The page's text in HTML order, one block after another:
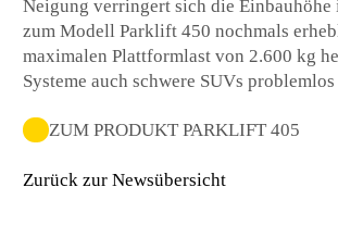
Neigung verringert sich die Einbauhöhe
zum Modell Parklift 450 nochmals
maximalen Plattformlast von 2.600 kg
Systeme auch schwere SUVs problemlos
ZUM PRODUKT PARKLIFT 405
Zurück zur Newsübersicht